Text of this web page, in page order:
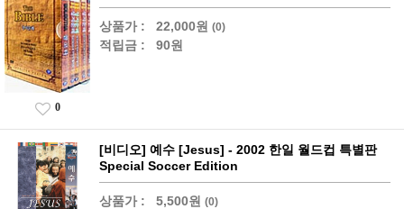
상품가 : 22,000원 (0)
적립금 : 90원
0
[비디오] 예수 [Jesus] - 2002 한일 월드컵 특별판
Special Soccer Edition
상품가 : 5,500원 (0)